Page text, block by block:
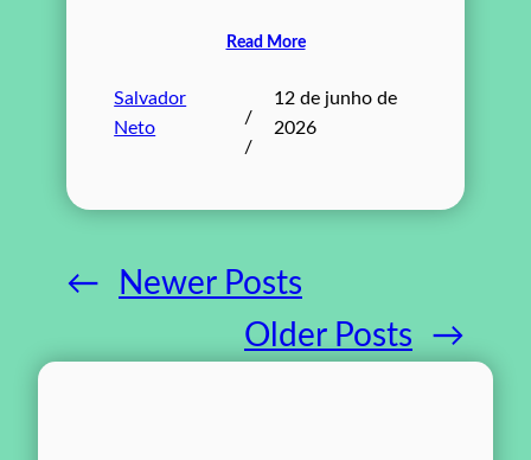
Read More
Salvador
Neto
/
/
12 de junho de
2026
←
Newer Posts
Older Posts
→